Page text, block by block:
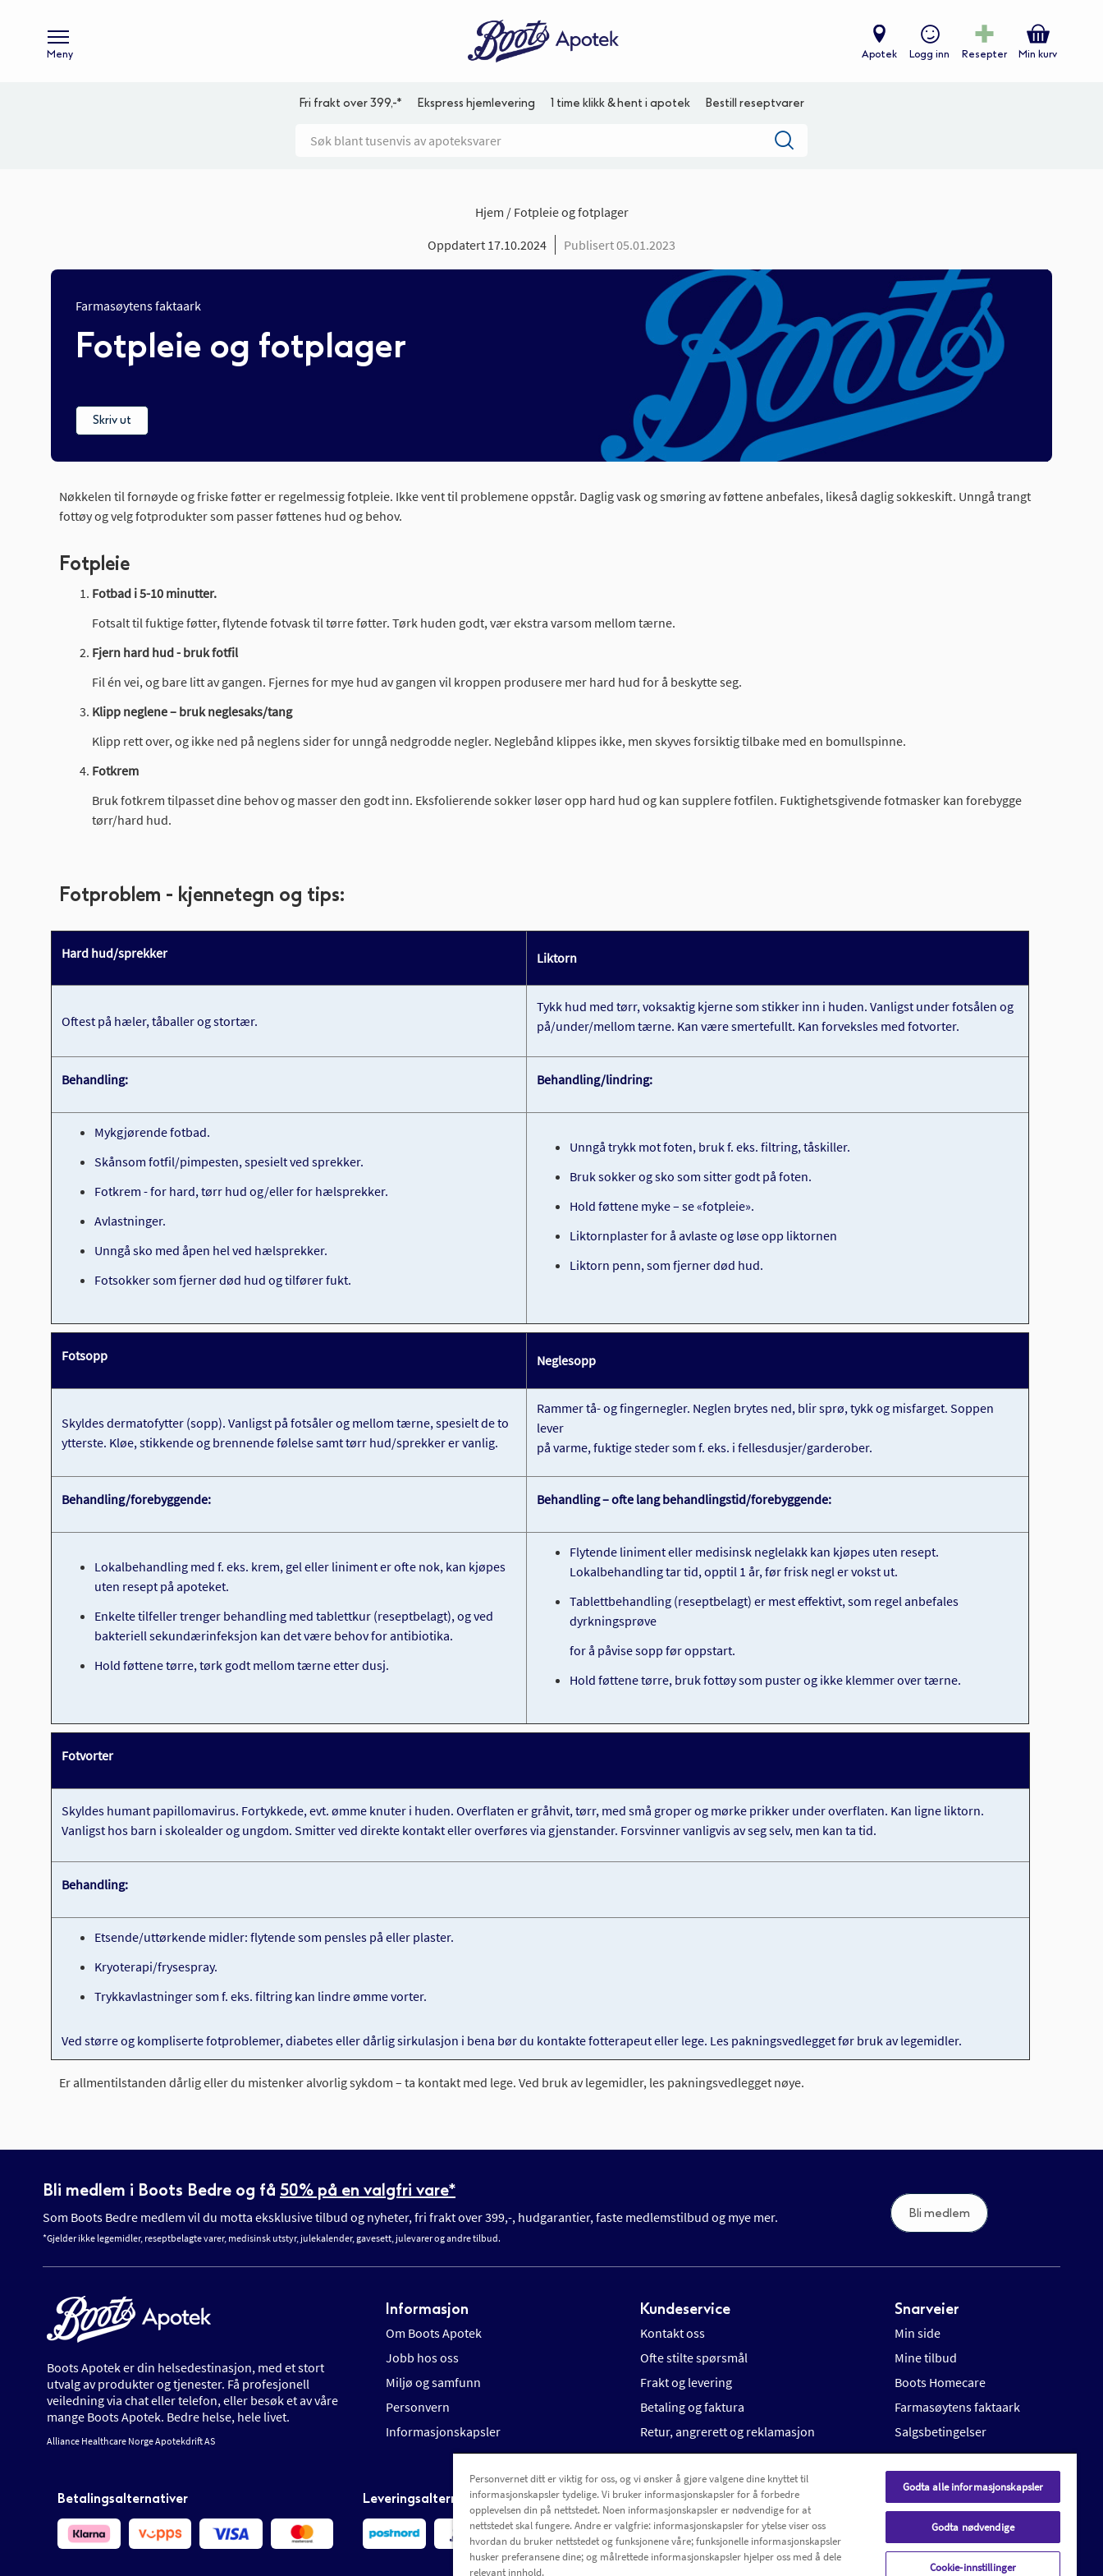
Meny Apotek Logg inn Resepter Min kurv
Fri frakt over 399,-* Ekspress hjemlevering 1 time klikk & hent i apotek Bestill reseptvarer
Hjem
Fotpleie og fotplager
Oppdatert 17.10.2024
Publisert 05.01.2023
Farmasøytens faktaark
Fotpleie og fotplager
Skriv ut
Nøkkelen til fornøyde og friske føtter er regelmessig fotpleie. Ikke vent til problemene oppstår. Daglig vask og smøring av føttene anbefales, likeså daglig sokkeskift. Unngå trangt
fottøy og velg fotprodukter som passer føttenes hud og behov.
Fotpleie
Fotbad i 5-10 minutter.
Fotsalt til fuktige føtter, flytende fotvask til tørre føtter. Tørk huden godt, vær ekstra varsom mellom tærne.
Fjern hard hud - bruk fotfil
Fil én vei, og bare litt av gangen. Fjernes for mye hud av gangen vil kroppen produsere mer hard hud for å beskytte seg.
Klipp neglene – bruk neglesaks/tang
Klipp rett over, og ikke ned på neglens sider for unngå nedgrodde negler. Neglebånd klippes ikke, men skyves forsiktig tilbake med en bomullspinne.
Fotkrem
Bruk fotkrem tilpasset dine behov og masser den godt inn. Eksfolierende sokker løser opp hard hud og kan supplere fotfilen. Fuktighetsgivende fotmasker kan forebygge
tørr/hard hud.
Fotproblem - kjennetegn og tips:
Hard hud/sprekker Liktorn
Oftest på hæler, tåballer og stortær.
Tykk hud med tørr, voksaktig kjerne som stikker inn i huden. Vanligst under fotsålen og
på/under/mellom tærne. Kan være smertefullt. Kan forveksles med fotvorter.
Behandling: Behandling/lindring:
Mykgjørende fotbad.
Skånsom fotfil/pimpesten, spesielt ved sprekker.
Fotkrem - for hard, tørr hud og/eller for hælsprekker.
Avlastninger.
Unngå sko med åpen hel ved hælsprekker.
Fotsokker som fjerner død hud og tilfører fukt.
Unngå trykk mot foten, bruk f. eks. filtring, tåskiller.
Bruk sokker og sko som sitter godt på foten.
Hold føttene myke – se «fotpleie».
Liktornplaster for å avlaste og løse opp liktornen
Liktorn penn, som fjerner død hud.
Fotsopp Neglesopp
Skyldes dermatofytter (sopp). Vanligst på fotsåler og mellom tærne, spesielt de to
ytterste. Kløe, stikkende og brennende følelse samt tørr hud/sprekker er vanlig.
Rammer tå- og fingernegler. Neglen brytes ned, blir sprø, tykk og misfarget. Soppen
lever
på varme, fuktige steder som f. eks. i fellesdusjer/garderober.
Behandling/forebyggende: Behandling – ofte lang behandlingstid/forebyggende:
Lokalbehandling med f. eks. krem, gel eller liniment er ofte nok, kan kjøpes
uten resept på apoteket.
Enkelte tilfeller trenger behandling med tablettkur (reseptbelagt), og ved
bakteriell sekundærinfeksjon kan det være behov for antibiotika.
Hold føttene tørre, tørk godt mellom tærne etter dusj.
Flytende liniment eller medisinsk neglelakk kan kjøpes uten resept.
Lokalbehandling tar tid, opptil 1 år, før frisk negl er vokst ut.
Tablettbehandling (reseptbelagt) er mest effektivt, som regel anbefales
dyrkningsprøve
for å påvise sopp før oppstart.
Hold føttene tørre, bruk fottøy som puster og ikke klemmer over tærne.
Fotvorter
Skyldes humant papillomavirus. Fortykkede, evt. ømme knuter i huden. Overflaten er gråhvit, tørr, med små groper og mørke prikker under overflaten. Kan ligne liktorn.
Vanligst hos barn i skolealder og ungdom. Smitter ved direkte kontakt eller overføres via gjenstander. Forsvinner vanligvis av seg selv, men kan ta tid.
Behandling:
Etsende/uttørkende midler: flytende som pensles på eller plaster.
Kryoterapi/frysespray.
Trykkavlastninger som f. eks. filtring kan lindre ømme vorter.
Ved større og kompliserte fotproblemer, diabetes eller dårlig sirkulasjon i bena bør du kontakte fotterapeut eller lege. Les pakningsvedlegget før bruk av legemidler.
Er allmentilstanden dårlig eller du mistenker alvorlig sykdom – ta kontakt med lege. Ved bruk av legemidler, les pakningsvedlegget nøye.
Bli medlem i Boots Bedre og få 50% på en valgfri vare*
Som Boots Bedre medlem vil du motta eksklusive tilbud og nyheter, fri frakt over 399,-, hudgarantier, faste medlemstilbud og mye mer.
*Gjelder ikke legemidler, reseptbelagte varer, medisinsk utstyr, julekalender, gavesett, julevarer og andre tilbud.
Bli medlem
Boots Apotek er din helsedestinasjon, med et stort
utvalg av produkter og tjenester. Få profesjonell
veiledning via chat eller telefon, eller besøk et av våre
mange Boots Apotek. Bedre helse, hele livet.
Alliance Healthcare Norge Apotekdrift AS
Informasjon
Om Boots Apotek
Jobb hos oss
Miljø og samfunn
Personvern
Informasjonskapsler
Kundeservice
Kontakt oss
Ofte stilte spørsmål
Frakt og levering
Betaling og faktura
Retur, angrerett og reklamasjon
Snarveier
Min side
Mine tilbud
Boots Homecare
Farmasøytens faktaark
Salgsbetingelser
Betalingsalternativer Leveringsalternativer
Personvernet ditt er viktig for oss, og vi ønsker å gjøre valgene dine knyttet til
informasjonskapsler tydelige. Vi bruker informasjonskapsler for å forbedre
opplevelsen din på nettstedet. Noen informasjonskapsler er nødvendige for at
nettstedet skal fungere. Andre er valgfrie: informasjonskapsler for ytelse viser oss
hvordan du bruker nettstedet og funksjonene våre; funksjonelle informasjonskapsler
husker preferansene dine; og målrettede informasjonskapsler hjelper oss med å dele
relevant innhold.
Godta alle informasjonskapsler
Godta nødvendige
Cookie-innstillinger